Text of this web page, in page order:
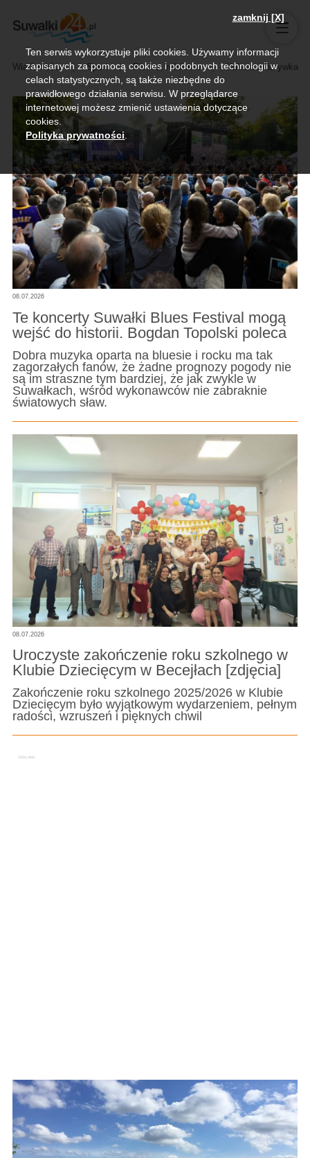
Wiadomości Sport Biznes, rolnictwo Kultura i rozrywka
08.07.2026
Te koncerty Suwałki Blues Festival mogą
wejść do historii. Bogdan Topolski poleca
Dobra muzyka oparta na bluesie i rocku ma tak
zagorzałych fanów, że żadne prognozy pogody nie
są im straszne tym bardziej, że jak zwykle w
Suwałkach, wśród wykonawców nie zabraknie
światowych sław.
08.07.2026
Uroczyste zakończenie roku szkolnego w
Klubie Dziecięcym w Becejłach [zdjęcia]
Zakończenie roku szkolnego 2025/2026 w Klubie
Dziecięcym było wyjątkowym wydarzeniem, pełnym
radości, wzruszeń i pięknych chwil
zamknij [X]
Ten serwis wykorzystuje pliki cookies. Używamy informacji
zapisanych za pomocą cookies i podobnych technologii w
celach statystycznych, są także niezbędne do
prawidłowego działania serwisu. W przeglądarce
internetowej możesz zmienić ustawienia dotyczące
cookies.
Polityka prywatności